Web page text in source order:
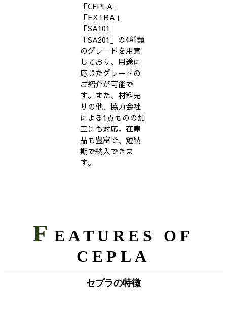
「CEPLA」
「EXTRA」
「SA101」
「SA201」の4種類
のグレードを用意
しており、用途に
応じたグレードの
ご紹介が可能で
す。また、材料売
りの他、協力会社
による1点ものの加
工にも対応。在庫
品も豊富で、短納
期で納入できま
す。
F EATURES OF
CEPLA
セプラの特徴